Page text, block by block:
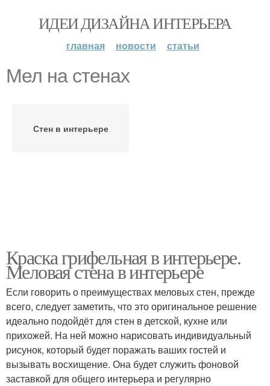
ИДЕИ ДИЗАЙНА ИНТЕРЬЕРА
главная новости статьи
Мел на стенах
Стен в интерьере
Краска грифельная в интерьере.
Меловая стена в интерьере
Если говорить о преимуществах меловых стен, прежде
всего, следует заметить, что это оригинальное решение
идеально подойдёт для стен в детской, кухне или
прихожей. На ней можно нарисовать индивидуальный
рисунок, который будет поражать ваших гостей и
вызывать восхищение. Она будет служить фоновой
заставкой для общего интерьера и регулярно